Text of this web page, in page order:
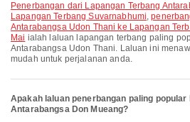
penerbangan dari Lapangan Terbang Antarabangsa Udon Thani ke
Lapangan Terbang Suvarnabhumi,
Antarabangsa Udon Thani ke Lapangan
Mai ialah laluan lapangan terbang paling
Antarabangsa Udon Thani. Laluan ini
mudah untuk perjalanan anda.
Apakah laluan penerbangan paling popular
Antarabangsa Don Mueang?